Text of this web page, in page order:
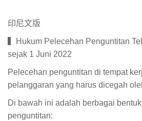
印尼文版
▍Hukum Pelecehan Penguntitan
sejak 1 Juni 2022
Pelecehan penguntitan di tempat
pelanggaran yang harus dicegah
Di bawah ini adalah berbagai
penguntitan: